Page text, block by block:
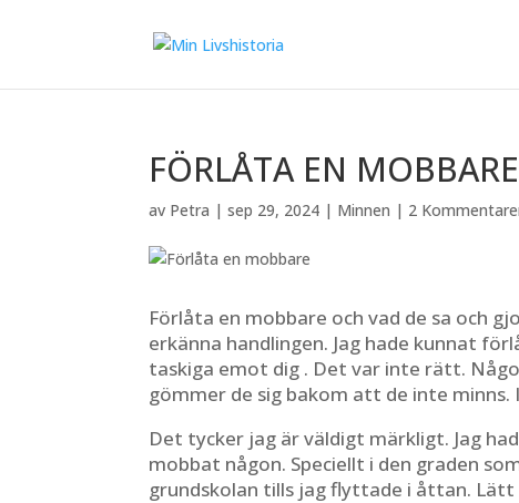
FÖRLÅTA EN MOBBARE
av Petra |sep 29, 2024 | Minnen | 2
Förlåta en mobbare och vad de sa och
erkänna handlingen. Jag hade kunnat
taskiga emot dig . Det var inte rätt.
gömmer de sig bakom att de inte
Det tycker jag är väldigt märkligt. Jag
mobbat någon. Speciellt i den graden
grundskolan tills jag flyttade i åttan.